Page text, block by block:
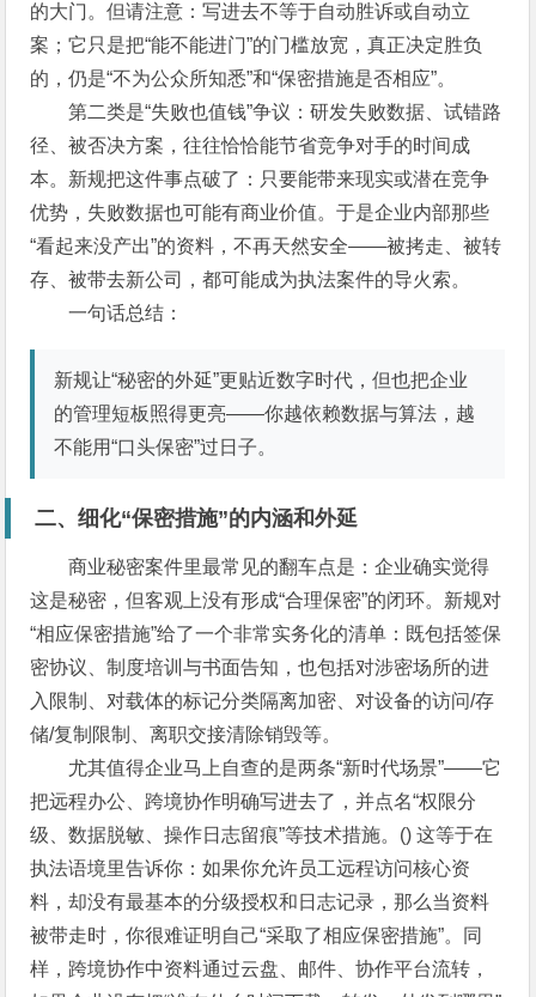
的大门。但请注意：写进去不等于自动胜诉或自动立
案；它只是把“能不能进门”的门槛放宽，真正决定胜负
的，仍是“不为公众所知悉”和“保密措施是否相应”。
第二类是“失败也值钱”争议：研发失败数据、试错路
径、被否决方案，往往恰恰能节省竞争对手的时间成
本。新规把这件事点破了：只要能带来现实或潜在竞争
优势，失败数据也可能有商业价值。于是企业内部那些
“看起来没产出”的资料，不再天然安全——被拷走、被转
存、被带去新公司，都可能成为执法案件的导火索。
一句话总结：
新规让“秘密的外延”更贴近数字时代，但也把企业
的管理短板照得更亮——你越依赖数据与算法，越
不能用“口头保密”过日子。
二、细化“保密措施”的内涵和外延
商业秘密案件里最常见的翻车点是：企业确实觉得
这是秘密，但客观上没有形成“合理保密”的闭环。新规对
“相应保密措施”给了一个非常实务化的清单：既包括签保
密协议、制度培训与书面告知，也包括对涉密场所的进
入限制、对载体的标记分类隔离加密、对设备的访问/存
储/复制限制、离职交接清除销毁等。
尤其值得企业马上自查的是两条“新时代场景”——它
把远程办公、跨境协作明确写进去了，并点名“权限分
级、数据脱敏、操作日志留痕”等技术措施。() 这等于在
执法语境里告诉你：如果你允许员工远程访问核心资
料，却没有最基本的分级授权和日志记录，那么当资料
被带走时，你很难证明自己“采取了相应保密措施”。同
样，跨境协作中资料通过云盘、邮件、协作平台流转，